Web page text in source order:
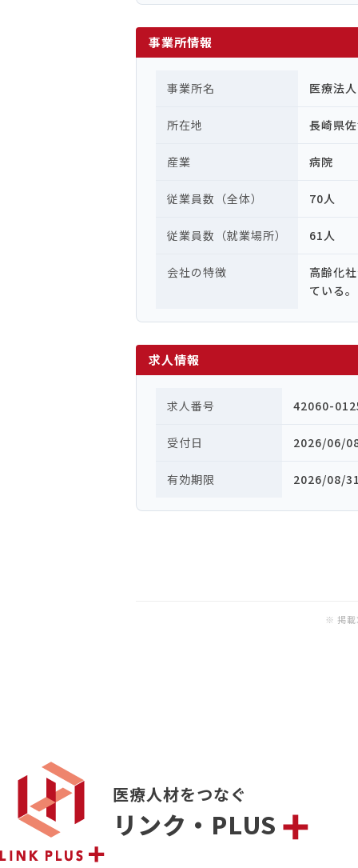
事業所情報
事業所名 医療法
所在地 長崎県
産業 病院
従業員数（全体） 70人
従業員数（就業場所） 61人
会社の特徴
高齢化
ている。
求人情報
求人番号 42060-
受付日 2026/06/
有効期限 2026/08/
※ 掲載
医療人材をつなぐ
リンク・PLUS